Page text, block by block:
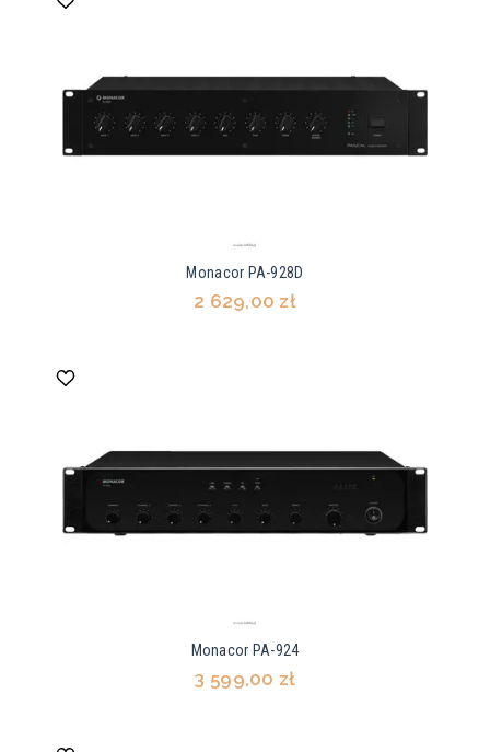
Monacor PA-928D
2 629,00 zł
Monacor PA-924
3 599,00 zł